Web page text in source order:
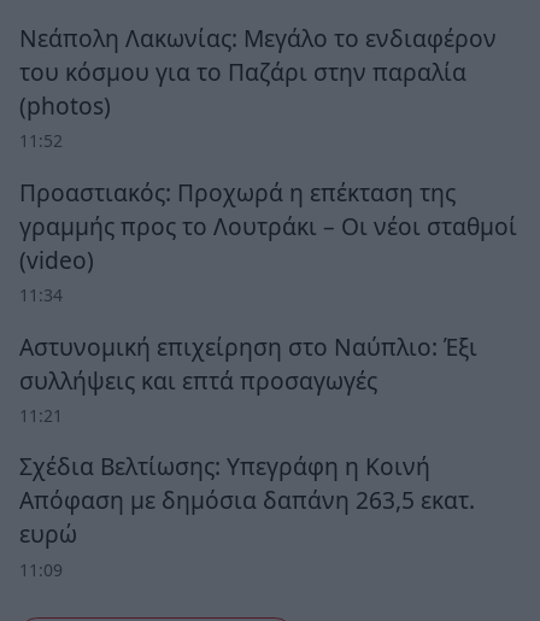
Νεάπολη Λακωνίας: Μεγάλο το ενδιαφέρον
του κόσμου για το Παζάρι στην παραλία
(photos)
11:52
Προαστιακός: Προχωρά η επέκταση της
γραμμής προς το Λουτράκι – Οι νέοι σταθμοί
(video)
11:34
Αστυνομική επιχείρηση στο Ναύπλιο: Έξι
συλλήψεις και επτά προσαγωγές
11:21
Σχέδια Βελτίωσης: Υπεγράφη η Κοινή
Απόφαση με δημόσια δαπάνη 263,5 εκατ.
ευρώ
11:09